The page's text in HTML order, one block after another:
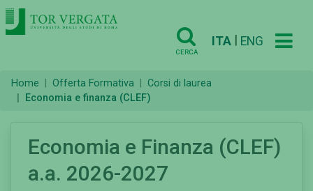
CERCA
ITA ENG
Home Offerta Formativa
Corsi di laurea
Economia e finanza (CLEF)
Economia e Finanza (CLEF)
a.a. 2026-2027